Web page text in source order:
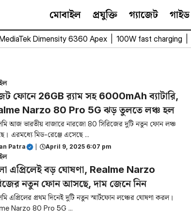
মোবাইল প্রযুক্তি গ্যাজেট গাইড
Dimensity 6360 Apex 100W fast charging
ফোনে 26GB র‌্যাম সহ 6000mAh ব্যাটারি,
Narzo 80 Pro 5G ঝড় তুলতে লঞ্চ হল
আজ ভারতীয় বাজারে নারজো 80 সিরিজের দুটি নতুন ফোন লঞ্চ
এরমধ্যে মিড-রেঞ্জে এসেছে ...
Patra April 9, 2025 6:07 pm
এপ্রিলেই বড় ঘোষণা, Realme Narzo
নতুন ফোন আসছে, দাম জেনে নিন
এপ্রিলের প্রথম দিনেই দুটি নতুন স্মার্টফোন লঞ্চের ঘোষণা করল।
Narzo 80 Pro 5G ...